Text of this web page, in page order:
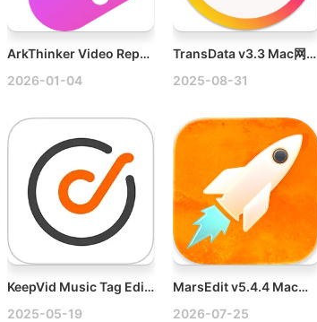
ArkThinker Video Repair v1.0.6 Mac视频修复工具破解版
2026-01-04
TransData v3.3 Mac网络数据传输速率监测软件
2025-08-31
KeepVid Music Tag Editor v3.0.2.1 Mac音乐标签编辑器破解版
2025-05-19
MarsEdit v5.4.4 Mac优秀的博客写作软件破解版
2026-07-25